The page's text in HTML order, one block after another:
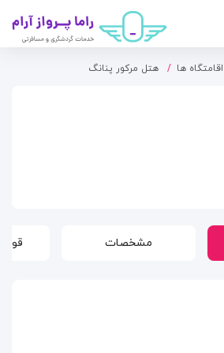
اقامتگاه ها هتل مرکور پنانگ
مشخصات